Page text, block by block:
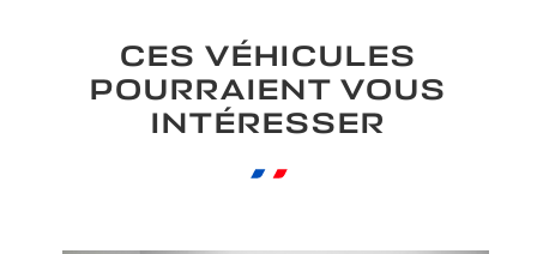
CES VÉHICULES
POURRAIENT VOUS
INTÉRESSER